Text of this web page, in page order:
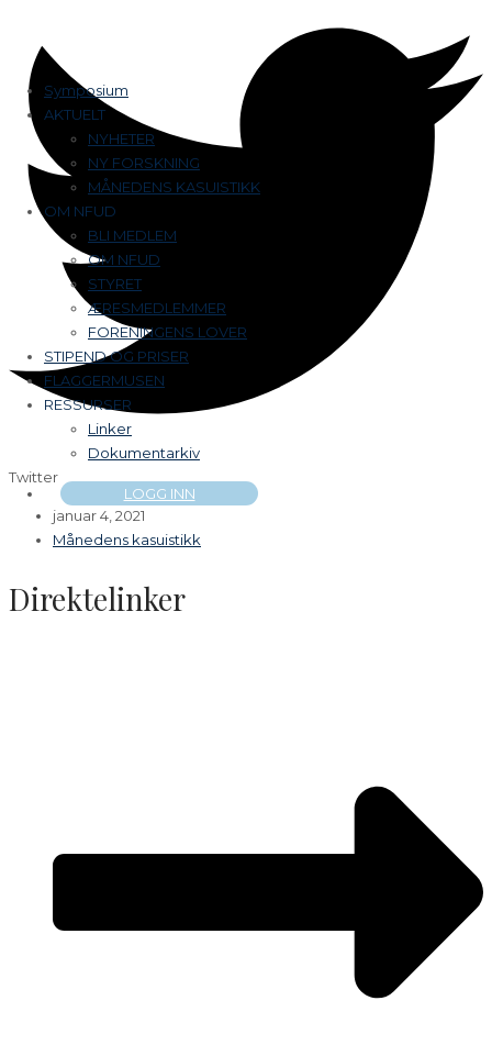
Symposium
AKTUELT
NYHETER
NY FORSKNING
MÅNEDENS KASUISTIKK
OM NFUD
BLI MEDLEM
OM NFUD
STYRET
ÆRESMEDLEMMER
FORENINGENS LOVER
STIPEND OG PRISER
FLAGGERMUSEN
RESSURSER
Linker
Dokumentarkiv
LOGG INN
Twitter
januar 4, 2021
Månedens kasuistikk
Direktelinker